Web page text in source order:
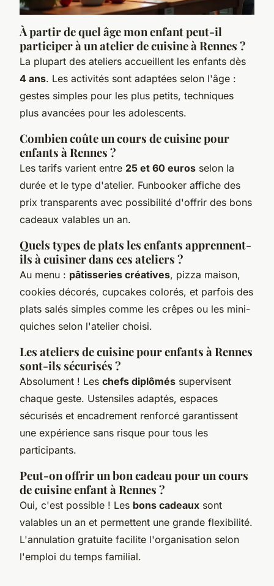
À partir de quel âge mon enfant peut-il
participer à un atelier de cuisine à Rennes ?
La plupart des ateliers accueillent les enfants dès
4 ans. Les activités sont adaptées selon l'âge :
gestes simples pour les plus petits, techniques
plus avancées pour les adolescents.
Combien coûte un cours de cuisine pour
enfants à Rennes ?
Les tarifs varient entre 25 et 60 euros selon la
durée et le type d'atelier. Funbooker affiche des
prix transparents avec possibilité d'offrir des bons
cadeaux valables un an.
Quels types de plats les enfants apprennent-
ils à cuisiner dans ces ateliers ?
Au menu : pâtisseries créatives, pizza maison,
cookies décorés, cupcakes colorés, et parfois des
plats salés simples comme les crêpes ou les mini-
quiches selon l'atelier choisi.
Les ateliers de cuisine pour enfants à Rennes
sont-ils sécurisés ?
Absolument ! Les chefs diplômés supervisent
chaque geste. Ustensiles adaptés, espaces
sécurisés et encadrement renforcé garantissent
une expérience sans risque pour tous les
participants.
Peut-on offrir un bon cadeau pour un cours
de cuisine enfant à Rennes ?
Oui, c'est possible ! Les bons cadeaux sont
valables un an et permettent une grande flexibilité.
L'annulation gratuite facilite l'organisation selon
l'emploi du temps familial.